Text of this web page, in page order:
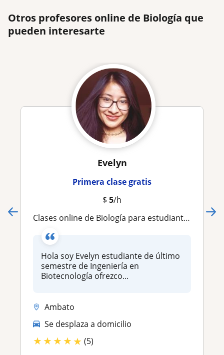
Otros profesores online de Biología que
pueden interesarte
Evelyn
Primera clase gratis
$ 5/h
Clases online de Biología para estudiantes de Bachillerato y Universidad en Inglés o Español )
Hola soy Evelyn estudiante de último
semestre de Ingeniería en
Biotecnología ofrezco...
Ambato
Se desplaza a domicilio
★★★★★ (5)